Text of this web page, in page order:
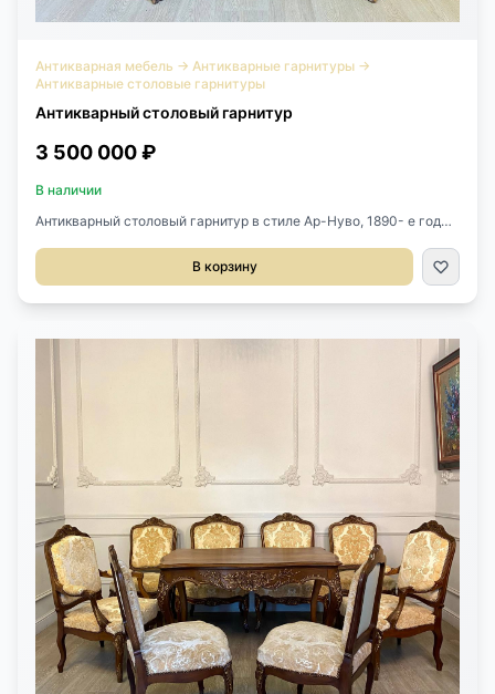
Антикварная мебель → Антикварные гарнитуры →
Антикварные столовые гарнитуры
Антикварный столовый гарнитур
3 500 000 ₽
В наличии
Антикварный столовый гарнитур в стиле Ар-Нуво, 1890- е годы,
буфет, поставец, раскладывающийся стол, зеркало. Массив
ореха, бронзовая оригинальная фурнитура, натуральный
мастеров декоративно-прикладного искусства, работавших в
столице Лотарингии в 1890-1910-х годах и сформировавших
локальную стилистическую школу в рамках стиля Ар-Нуво.
Среди самых значимых фигур: Эмиль Галле, Луи Мажорель,
Виктор Пруве. Публикации: The Paris Salons 1895-1914 Volume III:
В корзину